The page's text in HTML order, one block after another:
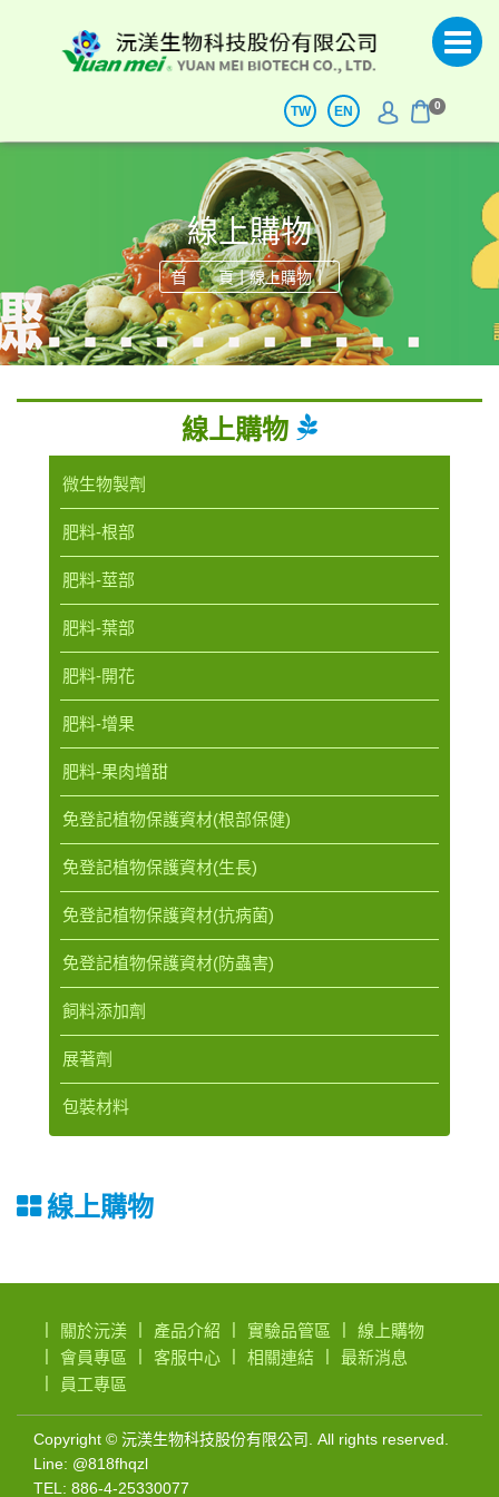
0
TW EN
線上購物
首 頁 | 線上購物 |
線上購物
微生物製劑
肥料-根部
肥料-莖部
肥料-葉部
肥料-開花
肥料-增果
肥料-果肉增甜
免登記植物保護資材(根部保健)
免登記植物保護資材(生長)
免登記植物保護資材(抗病菌)
免登記植物保護資材(防蟲害)
飼料添加劑
展著劑
包裝材料
線上購物
關於沅渼 產品介紹 實驗品管區
線上購物
會員專區
客服中心 相關連結
最新消息
員工專區
微
生
Copyright © 沅渼生物科技股份有限公司. All rights reserved.
Line: @818fhqzl
TEL: 886-4-25330077